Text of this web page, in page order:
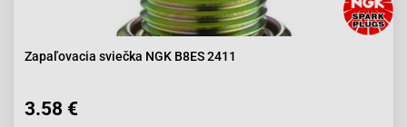
Zapaľovacia sviečka NGK B8ES 2411
3.58 €